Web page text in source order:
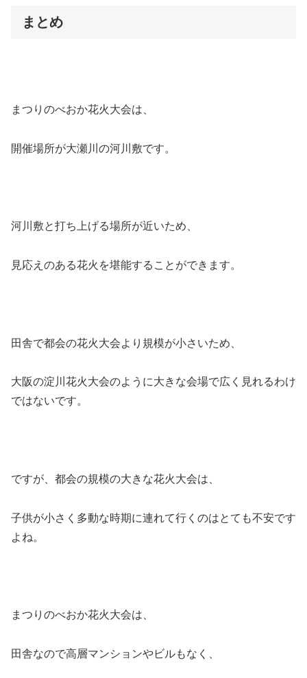
まとめ
まつりのべおか花火大会は、
開催場所が大瀬川の河川敷です。
河川敷と打ち上げる場所が近いため、
見応えのある花火を堪能することができます。
田舎で都会の花火大会より規模が小さいため、
大阪の淀川花火大会のように大きな会場で広く見れるわけ
ではないです。
ですが、都会の規模の大きな花火大会は、
子供が小さく多動な時期に連れて行くのはとても不安です
よね。
まつりのべおか花火大会は、
田舎なので高層マンションやビルもなく、